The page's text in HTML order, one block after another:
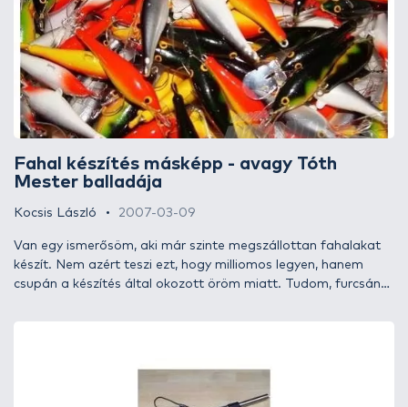
fogósságuk adja, patinájukat pedig a harci sérülések, azaz a
fognyomok. Nem tudom, mások hogy vannak ezzel, de én
misztikusan bízom azokban a darabokban, amelyek korábban
már sikeresnek bizonyultak, és ha kedvezőtlenül kezd alakulni
egy horgászat, mindig ezekhez nyúlok, nem kísérletezem!
Fahal készítés másképp - avagy Tóth
Mester balladája
Kocsis László 2007-03-09
Van egy ismerősöm, aki már szinte megszállottan fahalakat
készít. Nem azért teszi ezt, hogy milliomos legyen, hanem
csupán a készítés által okozott öröm miatt. Tudom, furcsán
kísérletezgetés és kudarc nélkül nem állhatott össze. A fahal
készítés (ahogy ő hívja) aprólékos, időigényes hobbi.